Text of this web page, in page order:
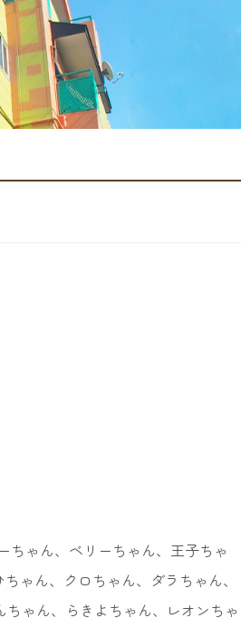
ゃん、ベリーちゃん、王子ちゃ
ゃん、クロちゃん、ダラちゃん、
ゃん、らきよちゃん、レオンちゃ